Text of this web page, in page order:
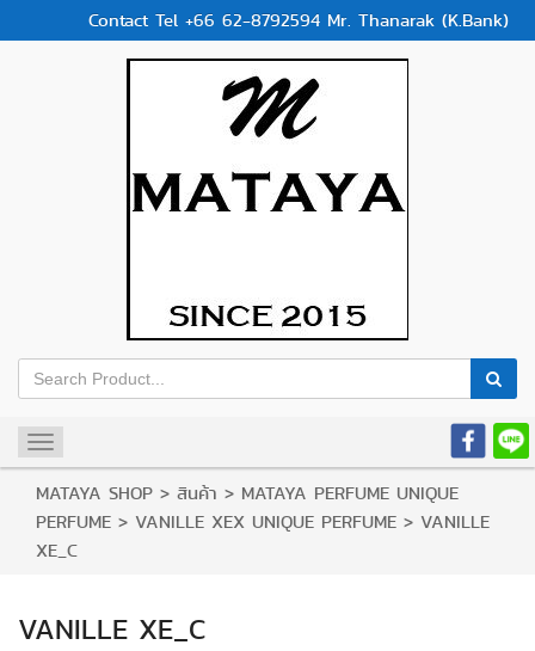
Contact Tel +66 62-8792594 Mr. Thanarak (K.Bank)
Toggle
navigation
MATAYA SHOP > สินค้า > MATAYA PERFUME UNIQUE
PERFUME > VANILLE XEX UNIQUE PERFUME > VANILLE
XE_C
VANILLE XE_C